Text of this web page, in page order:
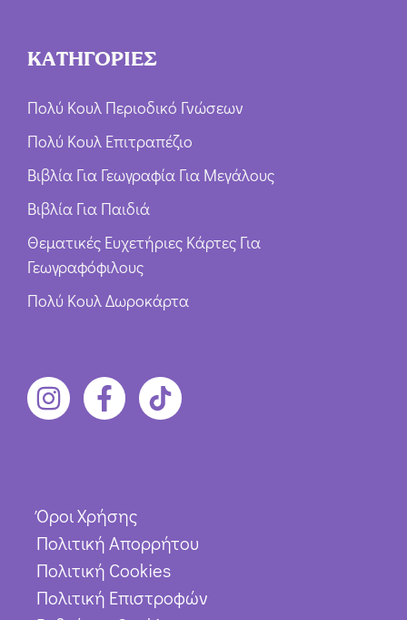
ΚΑΤΗΓΟΡΙΕΣ
Πολύ Κουλ Περιοδικό Γνώσεων
Πολύ Κουλ Επιτραπέζιο
Βιβλία Για Γεωγραφία Για Μεγάλους
Βιβλία Για Παιδιά
Θεματικές Ευχετήριες Κάρτες Για
Γεωγραφόφιλους
Πολύ Κουλ Δωροκάρτα
Όροι Χρήσης
Πολιτική Απορρήτου
Πολιτική Cookies
Πολιτική Επιστροφών